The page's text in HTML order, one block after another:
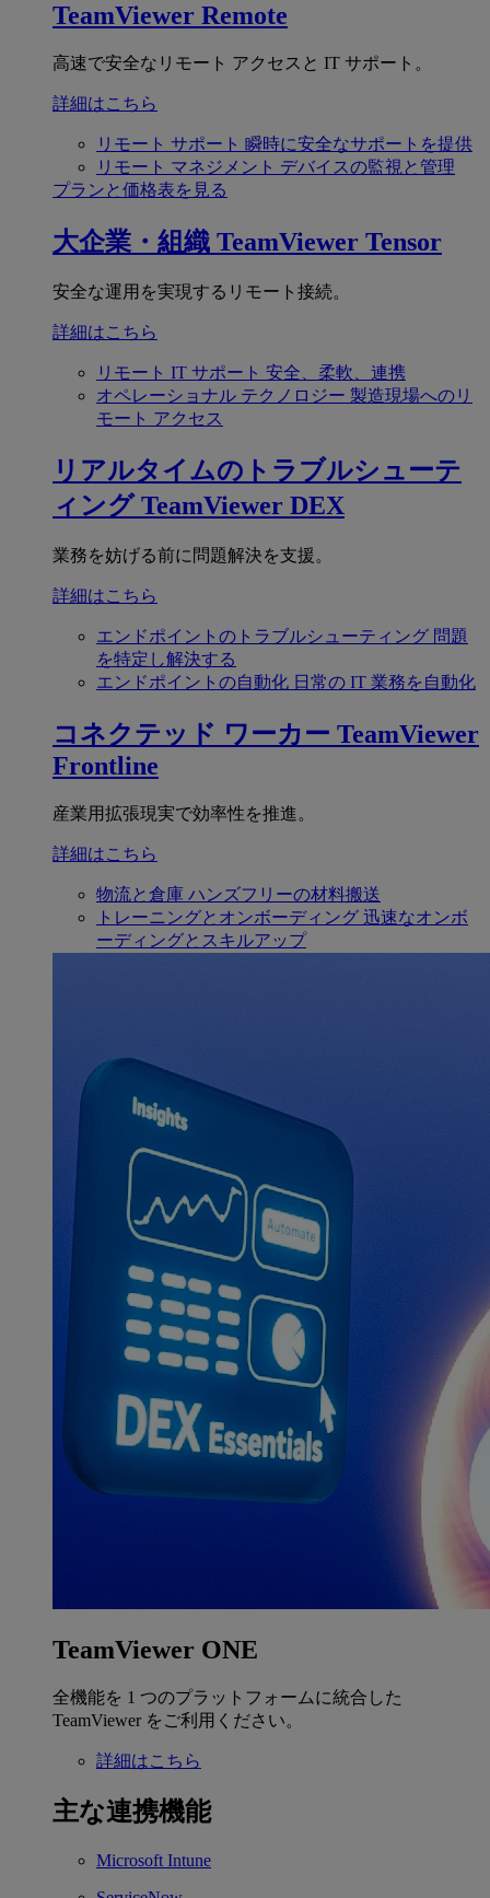
TeamViewer Remote
高速で安全なリモート アクセスと IT サポート。
詳細はこちら
リモート サポート 瞬時に安全なサポートを提供
リモート マネジメント デバイスの監視と管理
プランと価格表を見る
大企業・組織 TeamViewer Tensor
安全な運用を実現するリモート接続。
詳細はこちら
リモート IT サポート 安全、柔軟、連携
オペレーショナル テクノロジー 製造現場へのリ
モート アクセス
リアルタイムのトラブルシューテ
ィング TeamViewer DEX
業務を妨げる前に問題解決を支援。
詳細はこちら
エンドポイントのトラブルシューティング 問題
を特定し解決する
エンドポイントの自動化 日常の IT 業務を自動化
コネクテッド ワーカー TeamViewer
Frontline
産業用拡張現実で効率性を推進。
詳細はこちら
物流と倉庫 ハンズフリーの材料搬送
トレーニングとオンボーディング 迅速なオンボ
ーディングとスキルアップ
TeamViewer ONE
全機能を 1 つのプラットフォームに統合した
TeamViewer をご利用ください。
詳細はこちら
主な連携機能
Microsoft Intune